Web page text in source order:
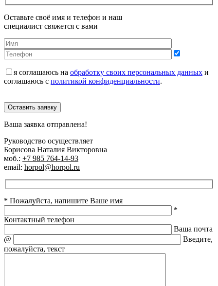
Оставьте своё имя и телефон и наш
специалист свяжется с вами
я соглашаюсь на обработку своих персональных данных и
соглашаюсь с политикой конфиденциальности.
Оставить заявку
Ваша заявка отправлена!
Руководство осуществляет
Борисова Наталия Викторовна
моб.: +7 985 764-14-93
email: horpol@horpol.ru
* Пожалуйста, напишите Ваше имя
*
Контактный телефон
Ваша почта
@
Введите,
пожалуйста, текст